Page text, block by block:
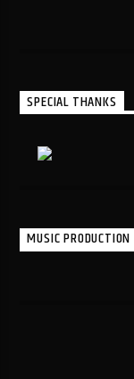
SPECIAL THANKS
MUSIC